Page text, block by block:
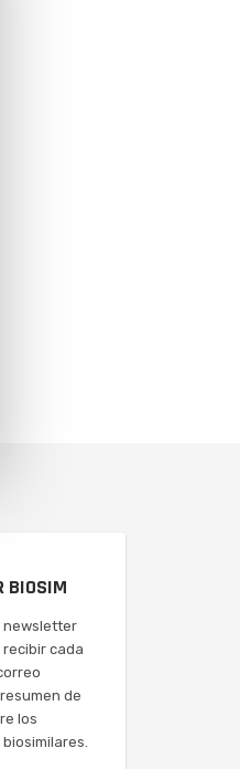
BIOSIM
newsletter
recibir cada
de
los